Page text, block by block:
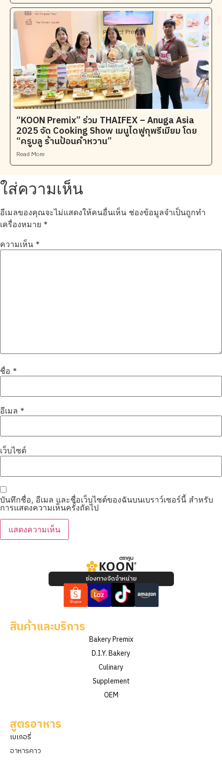
“KOON Premix” ร่วม THAIFEX – Anuga Asia
2025 จัด Cooking Show เมนูไดฟูกุพรีเมียม โดย
“ครูบลู ร้านป้อนคำหวาน”
Read More
ใส่ความเห็น
อีเมลของคุณจะไม่แสดงให้คนอื่นเห็น ช่องข้อมูลจำเป็นถูกทำ
เครื่องหมาย *
ความเห็น *
ชื่อ *
อีเมล *
เว็บไซต์
บันทึกชื่อ, อีเมล และชื่อเว็บไซต์ของฉันบนเบราว์เซอร์นี้ สำหรับ
การแสดงความเห็นครั้งถัดไป
ช่องทางจัดจำหน่าย
สินค้าและบริการ
Bakery Premix
D.I.Y. Bakery
Culinary
Supplement
OEM
สูตรอาหาร
เบเกอรี่
อาหารคาว